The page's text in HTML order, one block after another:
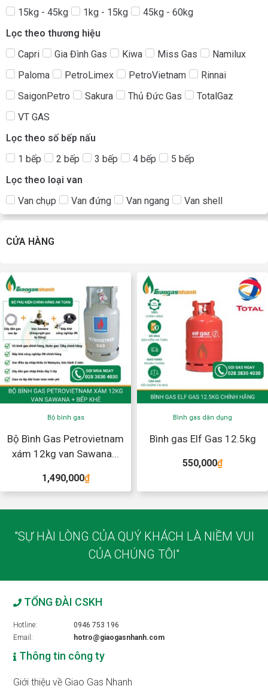
15kg - 45kg
1kg - 15kg
45kg - 60kg
Lọc theo thương hiệu
Capri
Gia Đình Gas Kiwa Miss Gas
Namilux
Paloma
PetroLimex PetroVietnam
Rinnai
SaigonPetro
Sakura Thủ Đức Gas
TotalGaz
VT GAS
Lọc theo số bếp nấu
1 bếp
2 bếp 3 bếp 4 bếp
5 bếp
Lọc theo loại van
Van chụp
Van đứng Van ngang Van shell
CỬA HÀNG
Bộ bình gas
Bộ Bình Gas Petrovietnam
xám 12kg van Sawana...
1,490,000₫
Bình gas dân dụng
Bình gas Elf Gas 12.5kg
550,000₫
"SỰ HÀI LÒNG CỦA QUÝ KHÁCH LÀ NIỀM VUI
CỦA CHÚNG TÔI"
TỔNG ĐÀI CSKH
Hotline:
Email:
0946 753 196
hotro@giaogasnhanh.com
Thông tin công ty
Giới thiệu về Giao Gas Nhanh